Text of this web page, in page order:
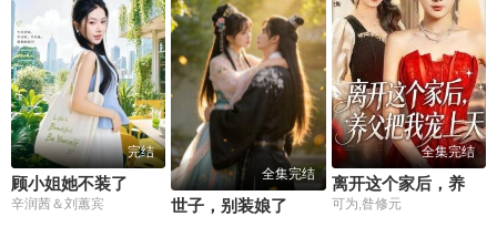
完结
顾小姐她不装了
辛润茜＆刘蕙宾
全集完结
世子，别装娘了
全集完结
离开这个家后，养父把我宠上天
可为,昝修元